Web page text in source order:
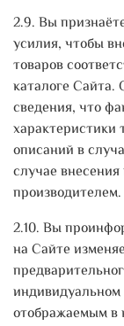
2.9. Вы
усилия, чтобы
товаров
каталоге
сведения, что
характеристики
описаний в
случае
производителем.
2.10. Вы
на Сайте
индивидуальном
отображаемым в